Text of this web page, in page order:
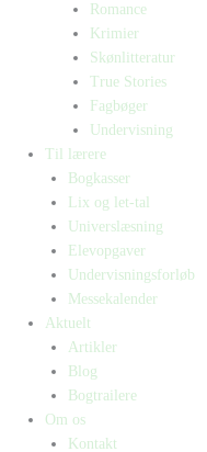
Romance
Krimier
Skønlitteratur
True Stories
Fagbøger
Undervisning
Til lærere
Bogkasser
Lix og let-tal
Universlæsning
Elevopgaver
Undervisningsforløb
Messekalender
Aktuelt
Artikler
Blog
Bogtrailere
Om os
Kontakt